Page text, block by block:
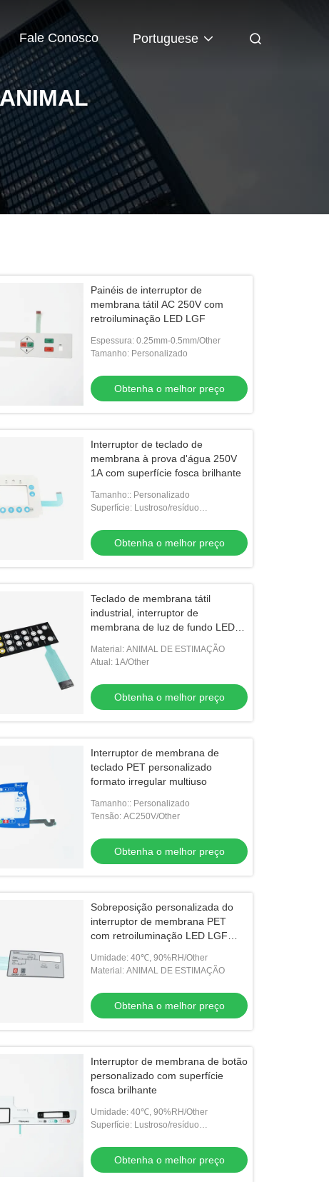
Fale Conosco Portuguese
Painéis de interruptor de
membrana tátil AC 250V com
retroiluminação LED LGF
Espessura: 0.25mm-0.5mm/Other
Tamanho: Personalizado
Obtenha o melhor preço
Interruptor de teclado de
membrana à prova d'água 250V
1A com superfície fosca brilhante
Tamanho:: Personalizado
Superfície: Lustroso/resíduo
Obtenha o melhor preço
Teclado de membrana tátil
industrial, interruptor de
membrana de luz de fundo LED
Material: ANIMAL DE ESTIMAÇÃO
Atual: 1A/Other
Obtenha o melhor preço
Interruptor de membrana de
teclado PET personalizado
formato irregular multiuso
Tamanho:: Personalizado
Tensão: AC250V/Other
Obtenha o melhor preço
Sobreposição personalizada do
interruptor de membrana PET
com retroiluminação LED LGF
Umidade: 40℃, 90%RH/Other
Material: ANIMAL DE ESTIMAÇÃO
Obtenha o melhor preço
Interruptor de membrana de botão
personalizado com superfície
fosca brilhante
Umidade: 40℃, 90%RH/Other
Superfície: Lustroso/resíduo
Obtenha o melhor preço